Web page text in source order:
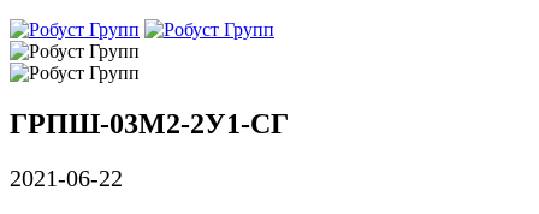
ГРПШ-03М2-2У1-СГ
2021-06-22